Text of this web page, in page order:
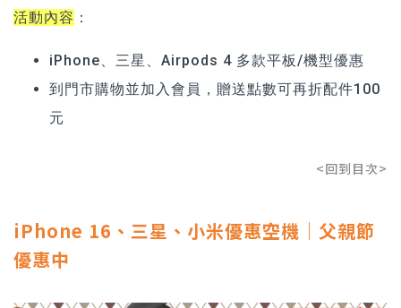
活動內容 ：
iPhone、三星、Airpods 4 多款平板/機型優惠
到門市購物並加入會員，贈送點數可再折配件100
元
<回到目次>
iPhone 16、三星、小米優惠空機｜父親節
優惠中